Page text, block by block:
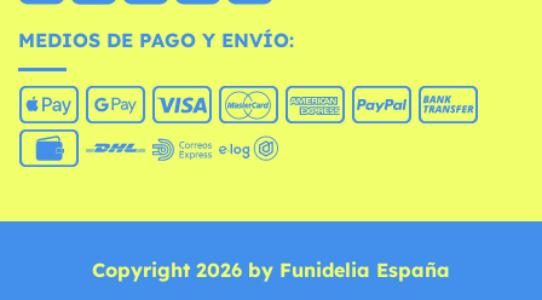
MEDIOS DE PAGO Y ENVÍO:
Copyright 2026 by Funidelia España